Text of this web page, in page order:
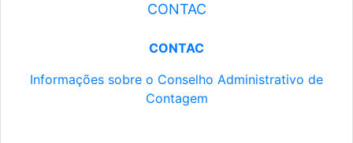
CONTAC
CONTAC
Informações sobre o Conselho Administrativo de
Contagem